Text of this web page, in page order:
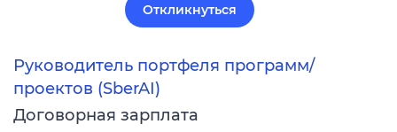
Откликнуться
Руководитель портфеля программ/
проектов (SberAI)
Договорная зарплата